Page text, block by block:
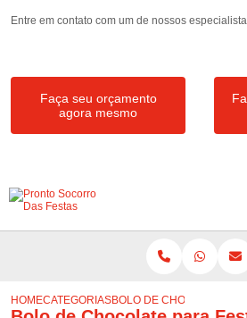
Entre em contato com um de nossos
Faça seu orçamento
agora mesmo
HOMECATEGORIASBOLO DE CHOCOLATE